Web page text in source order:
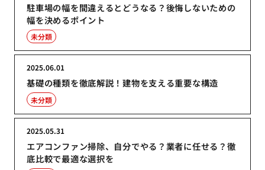
駐車場の幅を間違えるとどうなる？後悔しないための
幅を決めるポイント
未分類
基礎の種類を徹底解説！建物を支える重要な構造
2025.06.01
未分類
エアコンファン掃除、自分でやる？業者に任せる？徹
底比較で最適な選択を
2025.05.31